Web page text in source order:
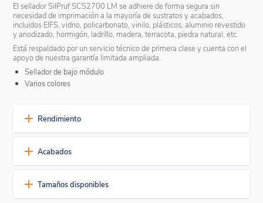
El sellador SilPruf SCS2700 LM se adhiere de forma segura sin
necesidad de imprimación a la mayoría de sustratos y acabados,
incluidos EIFS, vidrio, policarbonato, vinilo, plásticos, aluminio revestido
y anodizado, hormigón, ladrillo, madera, terracota, piedra natural, etc.
Está respaldado por un servicio técnico de primera clase y cuenta con el
apoyo de nuestra garantía limitada ampliada.
Sellador de bajo módulo
Varios colores
Rendimiento
Una durabilidad excepcional
insignificante en la elasticidad
Una vez curado, sigue siendo elástico a temperaturas de
-55°F (-48°C) a 250°F (121°C)
Acabados
Actualmente está disponible en ocho colores estándar, pero
también hay colores personalizados.
Tamaños disponibles